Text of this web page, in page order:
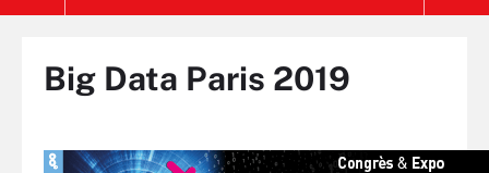
Big Data Paris 2019